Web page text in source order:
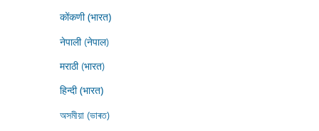
कोंकणी (भारत)
नेपाली (नेपाल)
मराठी (भारत)
हिन्दी (भारत)
অসমীয়া (ভাৰত)